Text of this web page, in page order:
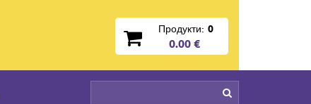
Продукти: 0
0.00 €